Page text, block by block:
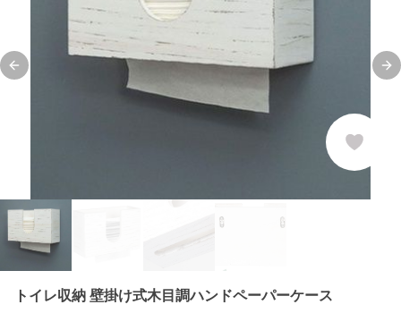
Previous slide
トイレ収納 壁掛け式木目調ハンドペーパーケース